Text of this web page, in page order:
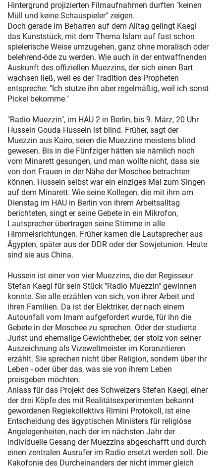
Hintergrund projizierten Filmaufnahmen durften "keinen
Müll und keine Schauspieler" zeigen.
Doch gerade im Beharren auf dem Alltag gelingt Kaegi
das Kunststück, mit dem Thema Islam auf fast schon
spielerische Weise umzugehen, ganz ohne moralisch oder
belehrend-öde zu werden. Wie auch in der entwaffnenden
Auskunft des offiziellen Muezzins, der sich einen Bart
wachsen ließ, weil es der Tradition des Propheten
entspreche: "Ich stutze ihn aber regelmäßig, weil ich sonst
Pickel bekomme."
"Radio Muezzin", im HAU 2 in Berlin, bis 9. März, 20 Uhr
Hussein Gouda Hussein ist blind. Früher, sagt der
Muezzin aus Kairo, seien die Muezzine meistens blind
gewesen. Bis in die Fünfziger hätten sie nämlich noch
vom Minarett gesungen, und man wollte nicht, dass sie
von dort Frauen in der Nähe der Moschee betrachten
können. Hussein selbst war ein einziges Mal zum Singen
auf dem Minarett. Wie seine Kollegen, die mit ihm am
Dienstag im HAU in Berlin von ihrem Arbeitsalltag
berichteten, singt er seine Gebete in ein Mikrofon,
Lautsprecher übertragen seine Stimme in alle
Himmelsrichtungen. Früher kamen die Lautsprecher aus
Ägypten, später aus der DDR oder der Sowjetunion. Heute
sind sie aus China.
Hussein ist einer von vier Muezzins, die der Regisseur
Stefan Kaegi für sein Stück "Radio Muezzin" gewinnen
konnte. Sie alle erzählen von sich, von ihrer Arbeit und
ihren Familien. Da ist der Elektriker, der nach einem
Autounfall vom Imam aufgefordert wurde, für ihn die
Gebete in der Moschee zu sprechen. Oder der studierte
Jurist und ehemalige Gewichtheber, der stolz von seiner
Auszeichnung als Vizeweltmeister im Koranzitieren
erzählt. Sie sprechen nicht über Religion, sondern über ihr
Leben - oder über das, was sie von ihrem Leben
preisgeben möchten.
Anlass für das Projekt des Schweizers Stefan Kaegi, einer
der drei Köpfe des mit Realitätsexperimenten bekannt
gewordenen Regiekollektivs Rimini Protokoll, ist eine
Entscheidung des ägyptischen Ministers für religiöse
Angelegenheiten, nach der im nächsten Jahr der
individuelle Gesang der Muezzins abgeschafft und durch
einen zentralen Ausrufer im Radio ersetzt werden soll. Die
Kakofonie des Durcheinanders der nicht immer gleich